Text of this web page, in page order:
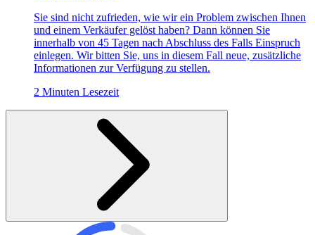
Sie sind nicht zufrieden, wie wir ein Problem zwischen Ihnen
und einem Verkäufer gelöst haben? Dann können Sie
innerhalb von 45 Tagen nach Abschluss des Falls Einspruch
einlegen. Wir bitten Sie, uns in diesem Fall neue, zusätzliche
Informationen zur Verfügung zu stellen.
2 Minuten Lesezeit